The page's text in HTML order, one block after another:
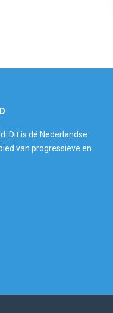
Dit is dé Nederlandse
van progressieve en